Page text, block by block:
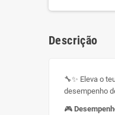
Descrição
🔧✨ Eleva o
desempenho
🎮